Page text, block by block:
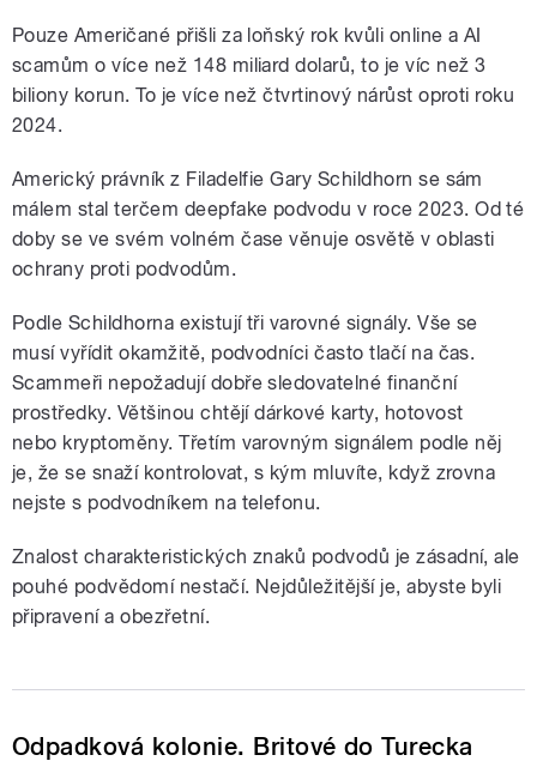
Pouze Američané přišli za loňský rok kvůli online a AI
scamům o více než 148 miliard dolarů, to je víc než 3
biliony korun. To je více než čtvrtinový nárůst oproti roku
2024.
Americký právník z Filadelfie Gary Schildhorn se sám
málem stal terčem deepfake podvodu v roce 2023. Od té
doby se ve svém volném čase věnuje osvětě v oblasti
ochrany proti podvodům.
Podle Schildhorna existují tři varovné signály. Vše se
musí vyřídit okamžitě, podvodníci často tlačí na čas.
Scammeři nepožadují dobře sledovatelné finanční
prostředky. Většinou chtějí dárkové karty, hotovost
nebo kryptoměny. Třetím varovným signálem podle něj
je, že se snaží kontrolovat, s kým mluvíte, když zrovna
nejste s podvodníkem na telefonu.
Znalost charakteristických znaků podvodů je zásadní, ale
pouhé podvědomí nestačí. Nejdůležitější je, abyste byli
připravení a obezřetní.
Odpadková kolonie. Britové do Turecka